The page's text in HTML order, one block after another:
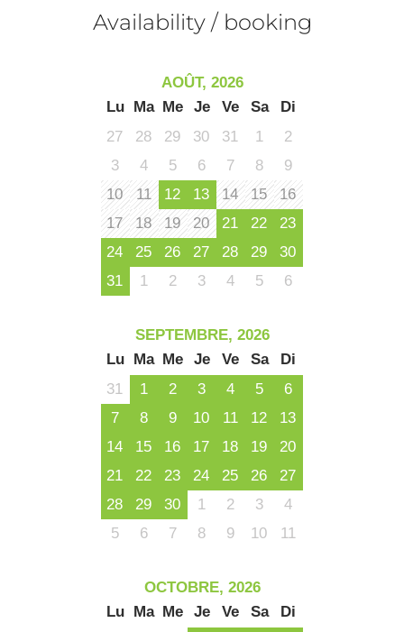
Availability / booking
AOÛT, 2026
Lu
Ma Me Je Ve Sa
Di
27
28 29 30 31 1
2
3
4 5 6 7 8
9
10
11 12 13 14 15
16
17
18 19 20 21 22
23
24
25 26 27 28 29
30
31
1 2 3 4 5 6
SEPTEMBRE, 2026
Lu
Ma Me Je Ve Sa
Di
31
1 2 3 4 5
6
7
8 9 10 11 12
13
14
15 16 17 18 19
20
21
22 23 24 25 26
27
28
29 30 1 2 3
4
5
6 7 8 9 10 11
OCTOBRE, 2026
Lu
Ma Me Je Ve Sa
Di